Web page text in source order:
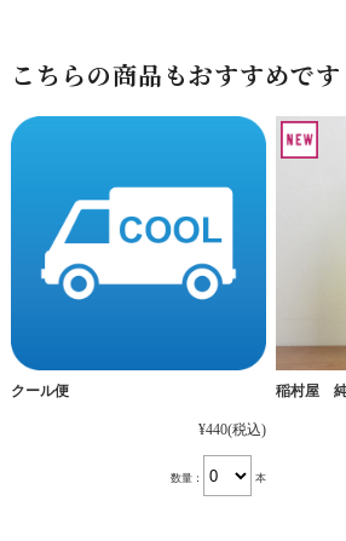
こちらの商品もおすすめです
クール便
¥440(税込)
数量： 本
稲村屋 純